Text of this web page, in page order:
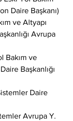
Daire Başkanı)
ve Altyapı
Avrupa
Bakım ve
Başkanlığı
Daire
Avrupa Y.